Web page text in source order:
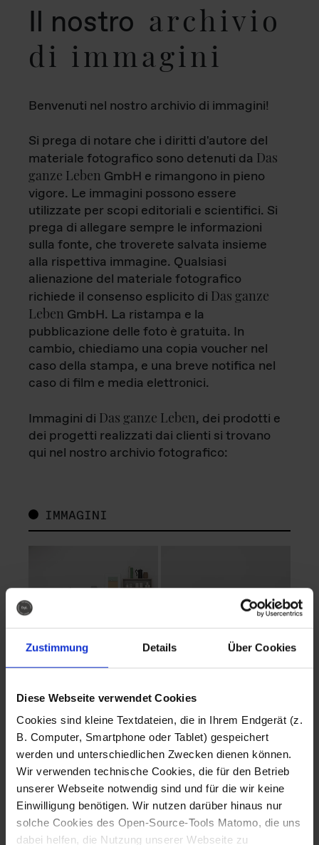
Zustimmung Details Über Cookies
Diese Webseite verwendet Cookies
Cookies sind kleine Textdateien, die in Ihrem Endgerät (z.
B. Computer, Smartphone oder Tablet) gespeichert
werden und unterschiedlichen Zwecken dienen können.
Wir verwenden technische Cookies, die für den Betrieb
unserer Webseite notwendig sind und für die wir keine
Einwilligung benötigen. Wir nutzen darüber hinaus nur
solche Cookies des Open-Source-Tools Matomo, die uns
dabei helfen, die Nutzung unserer Webseite zu
Il nostro archivio
di immagini
Benvenuti nel nostro archivio di immagini!
Si prega di notare che i diritti d'autore del
materiale fotografico sono detenuti da Das
ganze Leben GmbH e rimangono in pieno
vigore. Le immagini possono essere
utilizzate per scopi editoriali e scientifici. Si
prega di allegare sempre le informazioni
sulla fonte, che troverete salvata insieme
alla rispettiva immagine. Qualsiasi
alienazione del materiale fotografico
richiede il consenso esplicito di Das ganze
Leben GmbH. La ristampa e la
pubblicazione delle foto è gratuita. In
cambio, chiediamo una copia voucher nel
caso della stampa, e una breve notifica nel
caso di film e media elettronici.
Immagini di Das ganze Leben, dei prodotti e
dei progetti realizzati dai clienti si trovano
qui nel nostro archivio fotografico:
IMMAGINI
Fotografo: Lorenz
Sternbach
Download
Fotografo: Lorenz
Sternbach
Download